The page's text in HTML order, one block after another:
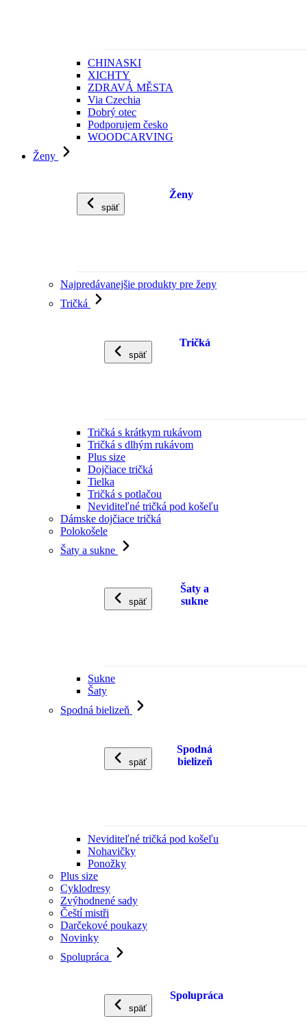
CHINASKI
XICHTY
ZDRAVÁ MĚSTA
Via Czechia
Dobrý otec
Podporujem česko
WOODCARVING
Ženy
späť
Ženy
Najpredávanejšie produkty pre ženy
Tričká
späť
Tričká
Tričká s krátkym rukávom
Tričká s dlhým rukávom
Plus size
Dojčiace tričká
Tielka
Tričká s potlačou
Neviditeľné tričká pod košeľu
Dámske dojčiace tričká
Polokošele
Šaty a sukne
späť
Šaty a
sukne
Sukne
Šaty
Spodná bielizeň
späť
Spodná
bielizeň
Neviditeľné tričká pod košeľu
Nohavičky
Ponožky
Plus size
Cyklodresy
Zvýhodnené sady
Čeští mistři
Darčekové poukazy
Novinky
Spolupráca
späť
Spolupráca